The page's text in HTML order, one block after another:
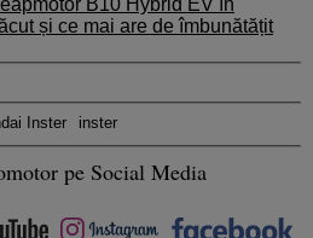
și ce mai are de îmbunătățit
Inster inster
pe Social Media